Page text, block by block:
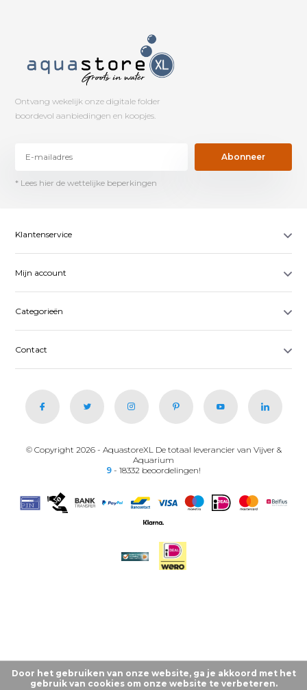
Ontvang wekelijk onze digitale folder
boordevol aanbiedingen en koopjes.
Abonneer
* Lees hier de wettelijke beperkingen
Klantenservice
Mijn account
Categorieën
Contact
© Copyright 2026 - AquastoreXL De totaal leverancier van Vijver &
Aquarium
9 - 18332 beoordelingen!
Door het gebruiken van onze website, ga je akkoord met het
gebruik van cookies om onze website te verbeteren.